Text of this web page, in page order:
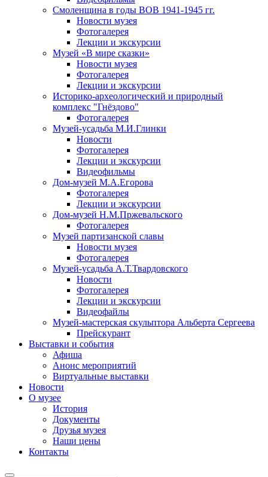
Смоленщина в годы ВОВ 1941-1945 гг.
Новости музея
Фотогалерея
Лекции и экскурсии
Музей «В мире сказки»
Новости музея
Фотогалерея
Лекции и экскурсии
Историко-археологический и природный
комплекс "Гнёздово"
Фотогалерея
Музей-усадьба М.И.Глинки
Новости
Фотогалерея
Лекции и экскурсии
Видеофильмы
Дом-музей М.А.Егорова
Фотогалерея
Лекции и экскурсии
Дом-музей Н.М.Пржевальского
Фотогалерея
Музей партизанской славы
Новости музея
Фотогалерея
Музей-усадьба А.Т.Твардовского
Новости
Фотогалерея
Лекции и экскурсии
Видеофайлы
Музей-мастерская скульптора Альберта Сергеева
Прейскурант
Выставки и события
Афиша
Анонс мероприятий
Виртуальные выставки
Новости
О музее
История
Документы
Друзья музея
Наши цены
Контакты